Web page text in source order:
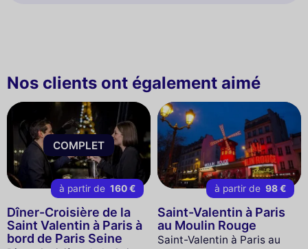
Nos clients ont également aimé
COMPLET
à partir de 160 €
Dîner-Croisière de la
Saint Valentin à Paris à
bord de Paris Seine
à partir de 98 €
Saint-Valentin à Paris
au Moulin Rouge
Saint-Valentin à Paris au